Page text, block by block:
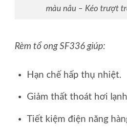
màu nâu – Kéo trượt
Rèm tổ ong SF336 giúp:
Hạn chế hấp thụ nhiệt.
Giảm thất thoát hơi
Tiết kiệm điện năng